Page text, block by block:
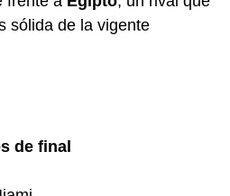
sólida de la vigente
de final